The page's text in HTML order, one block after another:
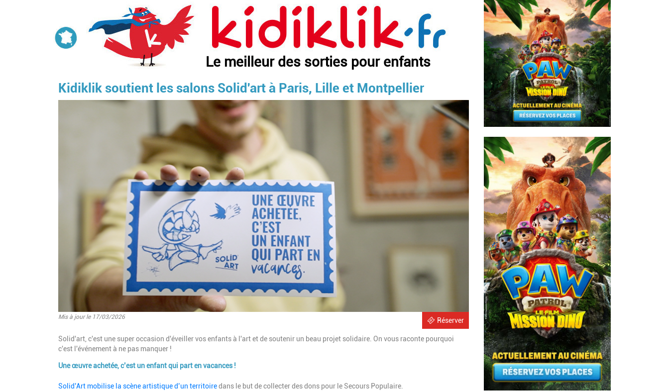
Le meilleur des sorties pour enfants
Kidiklik soutient les salons Solid'art à Paris, Lille et Montpellier
Réserver
Mis à jour le 17/03/2026
Introduction
Solid'art, c'est une super occasion d'éveiller vos enfants à l'art et de soutenir un beau projet solidaire. On vous raconte pourquoi
c'est l'événement à ne pas manquer !
Paragraphes
Une œuvre achetée, c’est un enfant qui part en vacances !
Description
Solid’Art mobilise la scène artistique d’un territoiredans le but de collecter des dons pour le Secours Populaire.